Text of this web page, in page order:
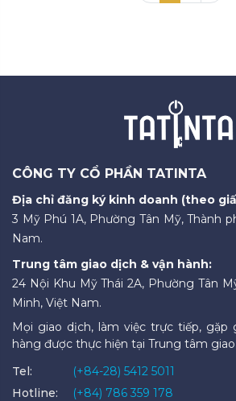
CÔNG TY CỔ PHẦN TATINTA
Địa chỉ đăng ký kinh doanh (theo
3 Mỹ Phú 1A, Phường Tân Mỹ, Thành
Nam.
Trung tâm giao dịch & vận hành:
24 Nội Khu Mỹ Thái 2A, Phường Tân
Minh, Việt Nam.
Mọi giao dịch, làm việc trực tiếp, gặp
hàng được thực hiện tại Trung tâm
Tel:
(+84-28) 5412 5011
Hotline:
(+84) 786 359 178